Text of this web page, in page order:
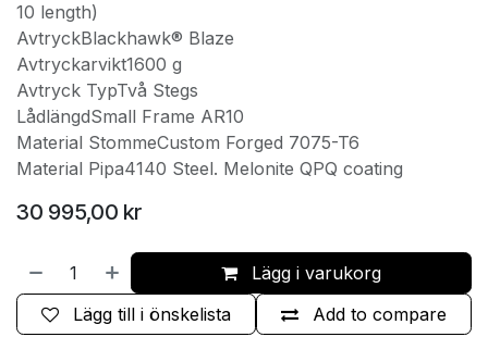
10 length)
AvtryckBlackhawk® Blaze
Avtryckarvikt1600 g
Avtryck TypTvå Stegs
LådlängdSmall Frame AR10
Material StommeCustom Forged 7075-T6
Material Pipa4140 Steel. Melonite QPQ coating
30 995,00 kr
Lägg i varukorg
Add to compare
Lägg till i önskelista